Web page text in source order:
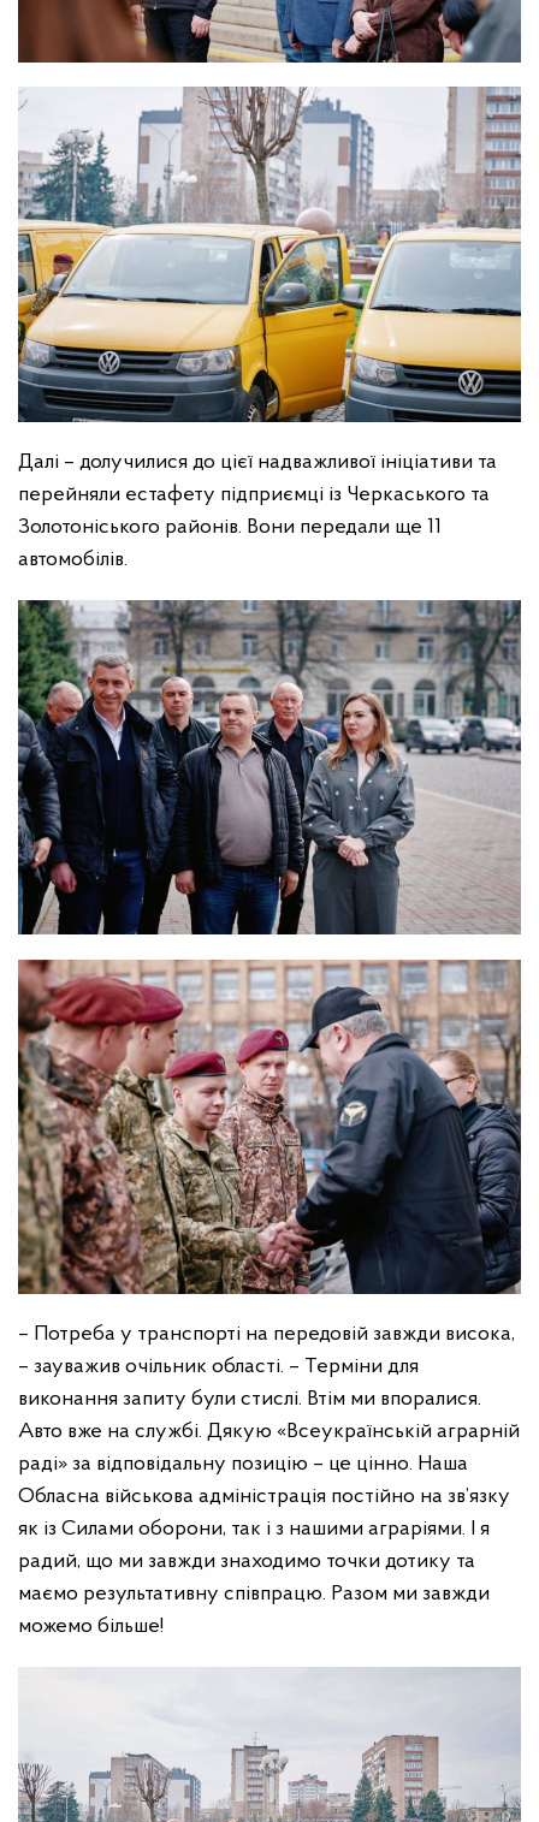
Далі – долучилися до цієї надважливої ​​ініціативи та
перейняли естафету підприємці із Черкаського та
Золотоніського районів. Вони передали ще 11
автомобілів.
– Потреба у транспорті на передовій завжди висока,
– зауважив очільник області. – Терміни для
виконання запиту були стислі. Втім ми впоралися.
Авто вже на службі. Дякую «Всеукраїнській аграрній
раді» за відповідальну позицію – це цінно. Наша
Обласна військова адміністрація постійно на зв’язку
як із Силами оборони, так і з нашими аграріями. І я
радий, що ми завжди знаходимо точки дотику та
маємо результативну співпрацю. Разом ми завжди
можемо більше!